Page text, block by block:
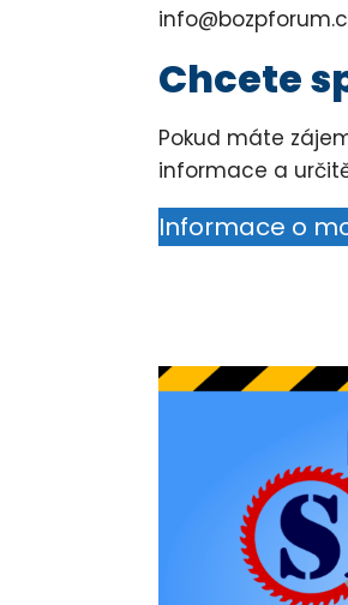
Chcete
Pokud máte
informace a
Informace o